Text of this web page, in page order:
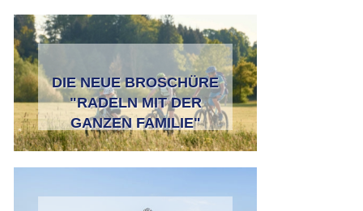
DIE NEUE BROSCHÜRE
"RADELN MIT DER
GANZEN FAMILIE"